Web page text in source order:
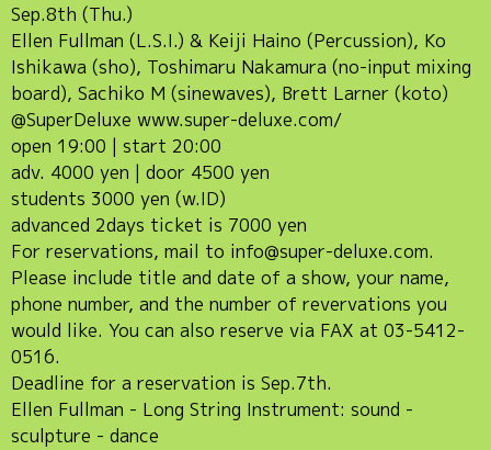
Sep.8th (Thu.)
Ellen Fullman (L.S.I.) & Keiji Haino (Percussion), Ko
Ishikawa (sho), Toshimaru Nakamura (no-input mixing
board), Sachiko M (sinewaves), Brett Larner (koto)
@SuperDeluxe www.super-deluxe.com/
open 19:00 | start 20:00
adv. 4000 yen | door 4500 yen
students 3000 yen (w.ID)
advanced 2days ticket is 7000 yen
For reservations, mail to info@super-deluxe.com.
Please include title and date of a show, your name,
phone number, and the number of revervations you
would like. You can also reserve via FAX at 03-5412-
0516.
Deadline for a reservation is Sep.7th.
Ellen Fullman - Long String Instrument: sound -
sculpture - dance